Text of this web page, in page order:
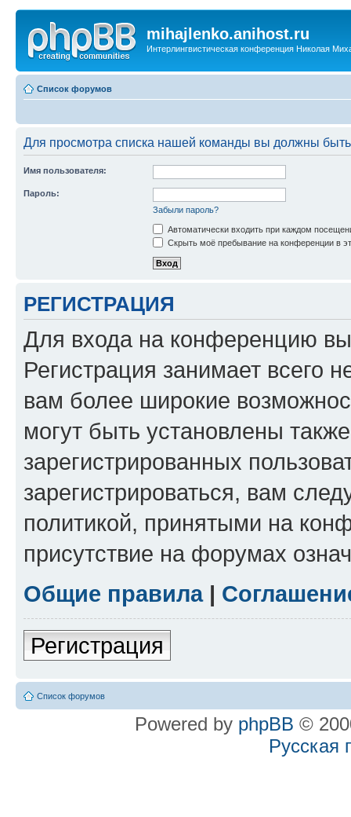
mihajlenko.anihost.ru
Интерлингвистическая конференция Николая
Список форумов
Для просмотра списка нашей команды вы должны
Имя пользователя:
Пароль:
Забыли пароль?
Автоматически входить при каждом
Скрыть моё пребывание на конференции в
РЕГИСТРАЦИЯ
Для входа на конференцию
Регистрация занимает всего
вам более широкие
могут быть установлены
зарегистрированных
зарегистрироваться, вам
политикой, принятыми на
присутствие на форумах
Общие правила|
Регистрация
Список форумов
Powered by phpBB ©
Русская